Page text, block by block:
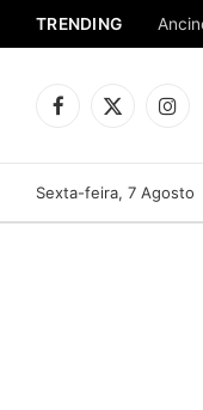
TRENDING
Facebook
X
Sexta-feira, 7 Agosto